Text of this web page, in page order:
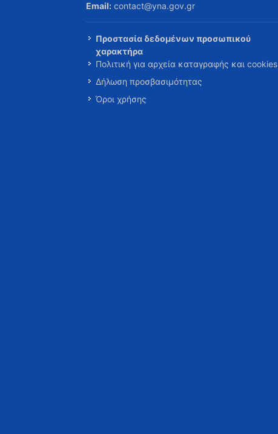
Email: contact@yna.gov.gr
Προστασία δεδομένων προσωπικού
χαρακτήρα
Πολιτική για αρχεία καταγραφής και cookies
Δήλωση προσβασιμότητας
Όροι χρήσης